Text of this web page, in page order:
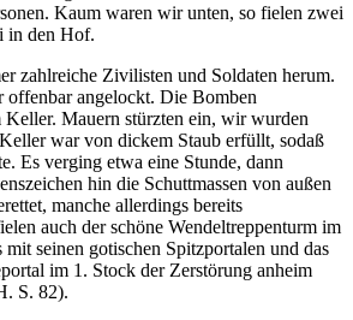
Kaum waren wir unten, so fielen zwei
in den Hof.
zahlreiche Zivilisten und Soldaten herum.
offenbar angelockt. Die Bomben
Keller. Mauern stürzten ein, wir wurden
war von dickem Staub erfüllt, sodaß
Es verging etwa eine Stunde, dann
hin die Schuttmassen von außen
manche allerdings bereits
auch der schöne Wendeltreppenturm im
mit seinen gotischen Spitzportalen und das
im 1. Stock der Zerstörung anheim
S. 82).